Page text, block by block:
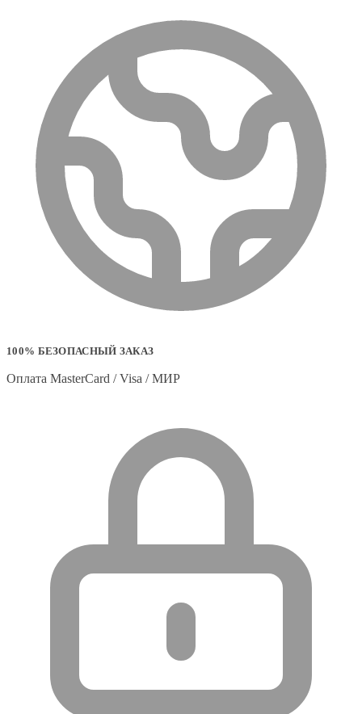
100% БЕЗОПАСНЫЙ ЗАКАЗ
Оплата MasterCard / Visa / МИР